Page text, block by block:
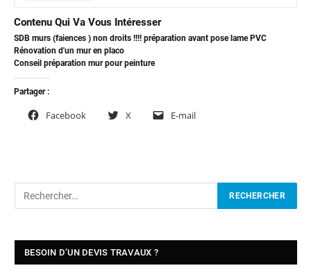
Contenu Qui Va Vous Intéresser
SDB murs (faiences ) non droits !!!! préparation avant pose lame PVC
Rénovation d'un mur en placo
Conseil préparation mur pour peinture
Partager :
Facebook X E-mail
BESOIN D’UN DEVIS TRAVAUX ?